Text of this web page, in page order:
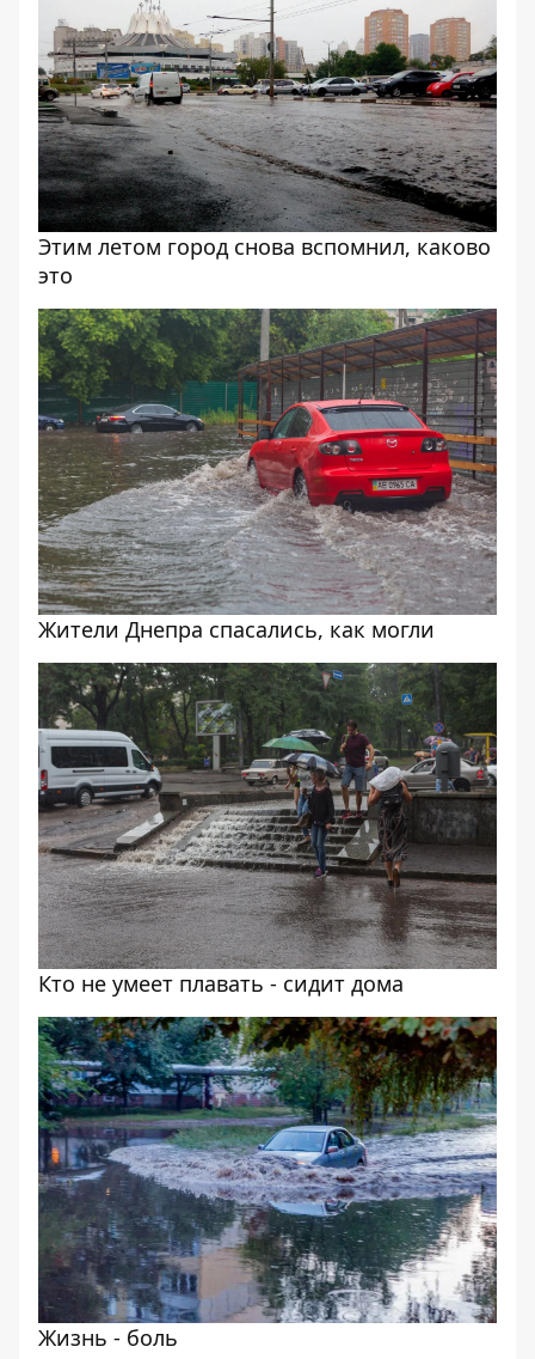
Этим летом город снова вспомнил, каково
это
Жители Днепра спасались, как могли
Кто не умеет плавать - сидит дома
Жизнь - боль